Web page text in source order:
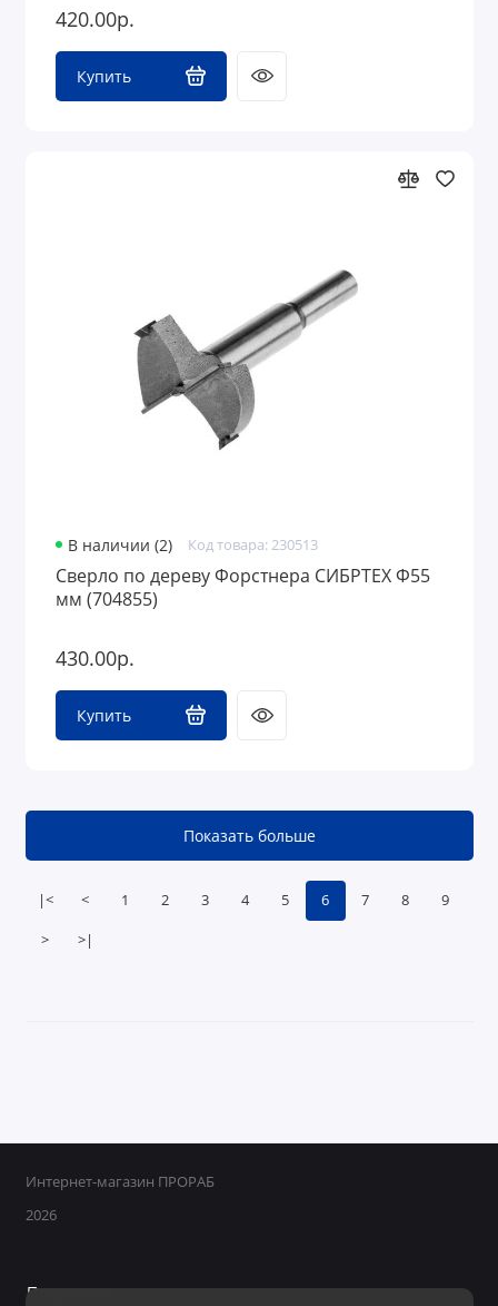
420.00р.
Купить
В наличии (2) Код товара: 230513
Сверло по дереву Форстнера СИБРТЕХ Ф55
мм (704855)
430.00р.
Купить
|< < 1 2 3 4 5 6 7 8 9
> >|
Показать больше
Интернет-магазин ПРОРАБ
2026
Поддержка